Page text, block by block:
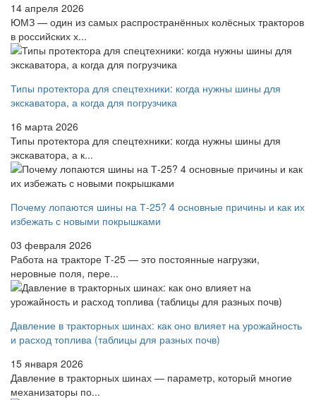
14 апреля 2026
ЮМЗ — один из самых распространённых колёсных тракторов
в российских х...
Типы протектора для спецтехники: когда нужны шины для
экскаватора, а когда для погрузчика
16 марта 2026
Типы протектора для спецтехники: когда нужны шины для
экскаватора, а к...
Почему лопаются шины на Т-25? 4 основные причины и как их
избежать с новыми покрышками
03 февраля 2026
Работа на тракторе Т-25 — это постоянные нагрузки,
неровные поля, пере...
Давление в тракторных шинах: как оно влияет на урожайность
и расход топлива (таблицы для разных почв)
15 января 2026
Давление в тракторных шинах — параметр, который многие
механизаторы по...